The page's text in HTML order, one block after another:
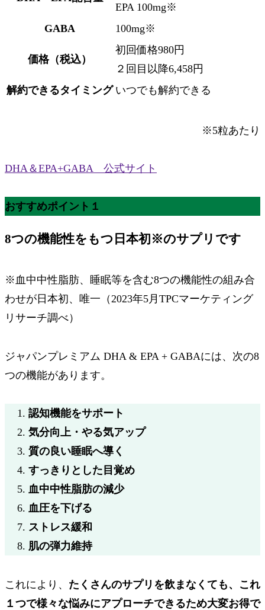
EPA 100mg※
GABA
100mg※
価格（税込）
初回価格980円
２回目以降6,458円
解約できるタイミング いつでも解約できる
※5粒あたり
DHA＆EPA+GABA 公式サイト
おすすめポイント１
8つの機能性をもつ日本初※のサプリです
※血中中性脂肪、睡眠等を含む8つの機能性の組み合
わせが日本初、唯一（2023年5月TPCマーケティング
リサーチ調べ）
ジャパンプレミアム DHA & EPA + GABAには、次の8
つの機能があります。
認知機能をサポート
気分向上・やる気アップ
質の良い睡眠へ導く
すっきりとした目覚め
血中中性脂肪の減少
血圧を下げる
ストレス緩和
肌の弾力維持
これにより、 たくさんのサプリを飲まなくても、これ
１つで様々な悩みにアプローチできるため大変お得で